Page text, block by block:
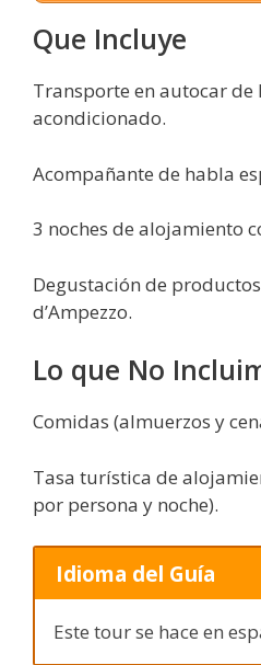
Que Incluye
Transporte en autocar de
acondicionado.
Acompañante de habla
3 noches de alojamiento
Degustación de
d’Ampezzo.
Lo que No
Comidas (almuerzos y
Tasa turística de
por persona y noche).
Idioma del Guía
Este tour se hace en